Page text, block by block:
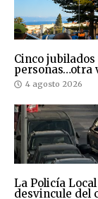
Cinco
personas…otra
4 agosto 2026
La Policía
desvincule del